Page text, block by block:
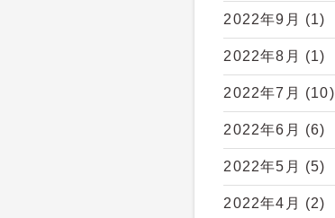
2022年9月 (1)
2022年8月 (1)
2022年7月 (10)
2022年6月 (6)
2022年5月 (5)
2022年4月 (2)